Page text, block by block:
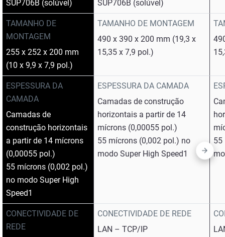
SUP706B (solúvel)
TAMANHO DE
MONTAGEM
255 x 252 x 200 mm
(10 x 9,9 x 7,9 pol.)
ESPESSURA DA
CAMADA
Camadas de
construção horizontais
a partir de 14 mícrons
(0,00055 pol.)
55 mícrons (0,002 pol.)
no modo Super High
Speed1
CONECTIVIDADE DE
REDE
SUP706B (solúvel)
TAMANHO DE MONTAGEM
490 x 390 x 200 mm (19,3 x
15,35 x 7,9 pol.)
ESPESSURA DA CAMADA
Camadas de construção
horizontais a partir de 14
mícrons (0,00055 pol.)
55 mícrons (0,002 pol.) no
modo Super High Speed1
CONECTIVIDADE DE REDE
LAN – TCP/IP
55